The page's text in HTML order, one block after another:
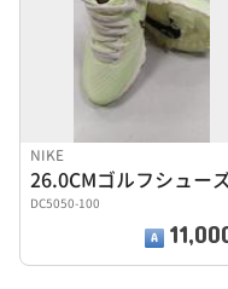
NIKE
26.0CMゴルフシュー
DC5050-100